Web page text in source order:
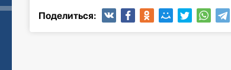
Поделиться: